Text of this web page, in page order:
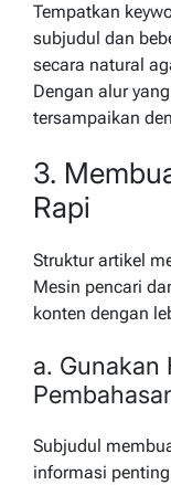
Tempatkan
subjudul dan
secara natural
Dengan alur
tersampaikan
3.
Rapi
Struktur artikel
Mesin pencari
konten dengan
a. Gunakan
Subjudul
informasi